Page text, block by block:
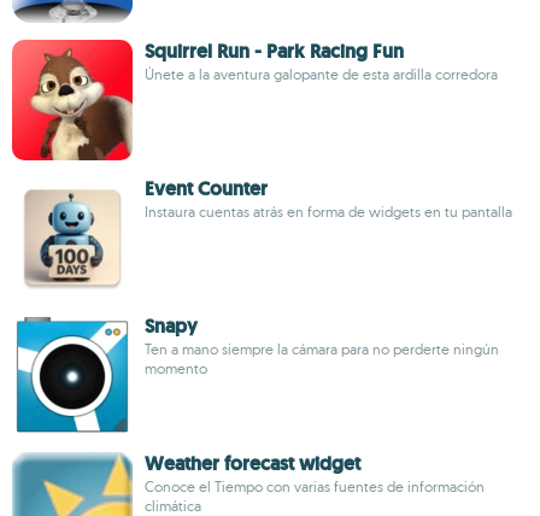
Squirrel Run - Park Racing Fun
Únete a la aventura galopante de esta ardilla corredora
Event Counter
Instaura cuentas atrás en forma de widgets en tu pantalla
Snapy
Ten a mano siempre la cámara para no perderte ningún
momento
Weather forecast widget
Conoce el Tiempo con varias fuentes de información
climática